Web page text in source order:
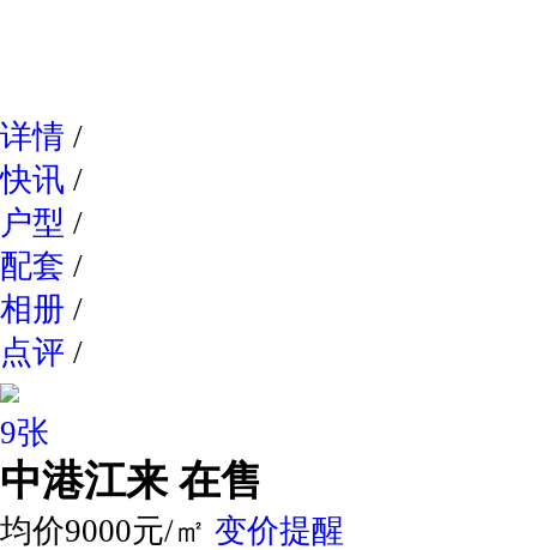
详情 /
快讯 /
户型 /
配套 /
相册 /
点评 /
9张
中港江来 在售
均价9000元/㎡ 变价提醒